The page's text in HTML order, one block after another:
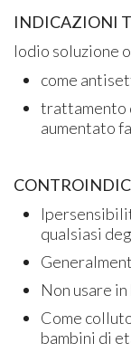
INDICAZIONI
Iodio soluzione
come
trattamento
aumentato
qualsiasi
Non usare
Come
bambini di